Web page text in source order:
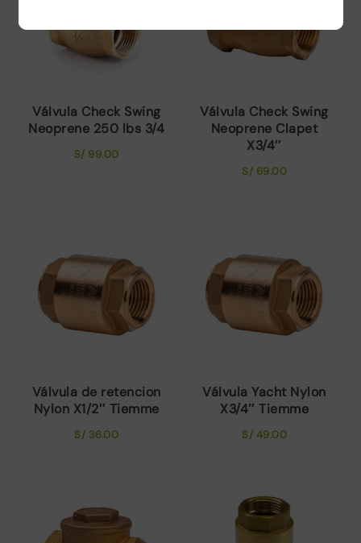
Válvula Check Swing
Neoprene 250 lbs 3/4
S/ 99.00
Válvula Check Swing
Neoprene Clapet
X3/4″
S/ 69.00
Válvula de retencion
Nylon X1/2″ Tiemme
S/ 36.00
Válvula Yacht Nylon
X3/4″ Tiemme
S/ 49.00